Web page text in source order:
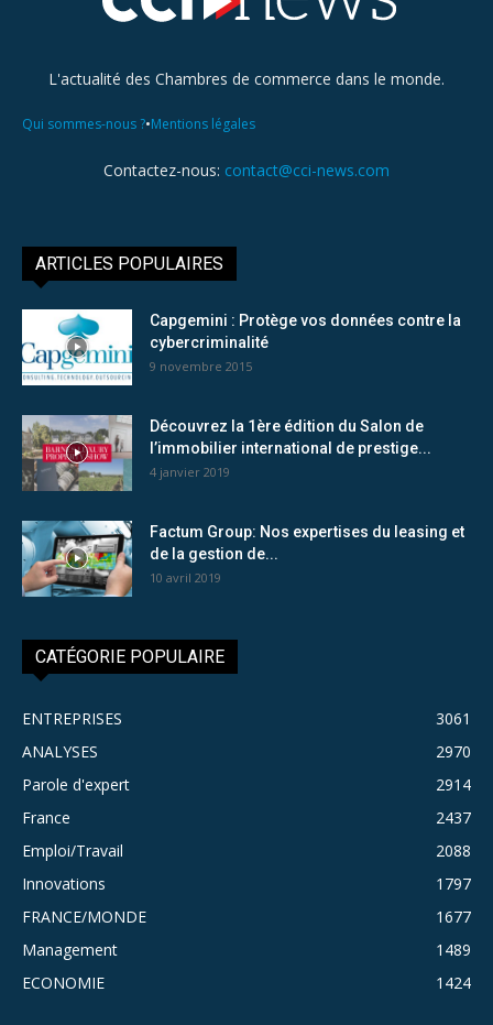
L'actualité des Chambres de commerce dans le monde.
Qui sommes-nous ?•Mentions légales
Contactez-nous: contact@cci-news.com
ARTICLES POPULAIRES
Capgemini : Protège vos données contre la
cybercriminalité
9 novembre 2015
Découvrez la 1ère édition du Salon de
l’immobilier international de prestige...
4 janvier 2019
Factum Group: Nos expertises du leasing et
de la gestion de...
10 avril 2019
CATÉGORIE POPULAIRE
ENTREPRISES
3061
ANALYSES
2970
Parole d'expert
2914
France
2437
Emploi/Travail
2088
Innovations
1797
FRANCE/MONDE
1677
Management
1489
ECONOMIE
1424